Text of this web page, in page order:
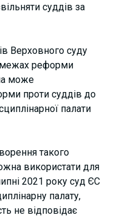
суддів за
Верховного суду
межах реформи
може
проти суддів до
палати
такого
використати для
2021 року суд ЄС
палату,
не відповідає